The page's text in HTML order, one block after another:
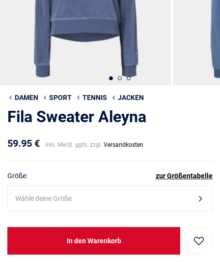
DAMEN SPORT TENNIS JACKEN
Fila Sweater Aleyna
59.95 € inkl. MwSt. ggfs. zzgl. Versandkosten
Größe: zur Größentabelle
Wähle deine Größe
In den Warenkorb